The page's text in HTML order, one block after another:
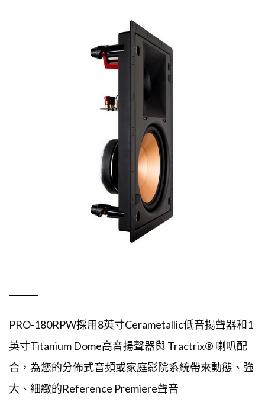
PRO-180RPW採用8英寸Cerametallic低音揚聲器和1
英寸Titanium Dome高音揚聲器與 Tractrix® 喇叭配
合，為您的分佈式音頻或家庭影院系統帶來動態、強
大、細緻的Reference Premiere聲音